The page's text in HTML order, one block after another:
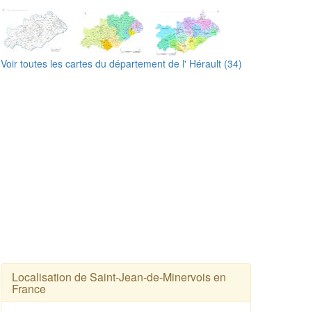
Voir toutes les cartes du département de l' Hérault (34)
Localisation de Saint-Jean-de-Minervois en
France